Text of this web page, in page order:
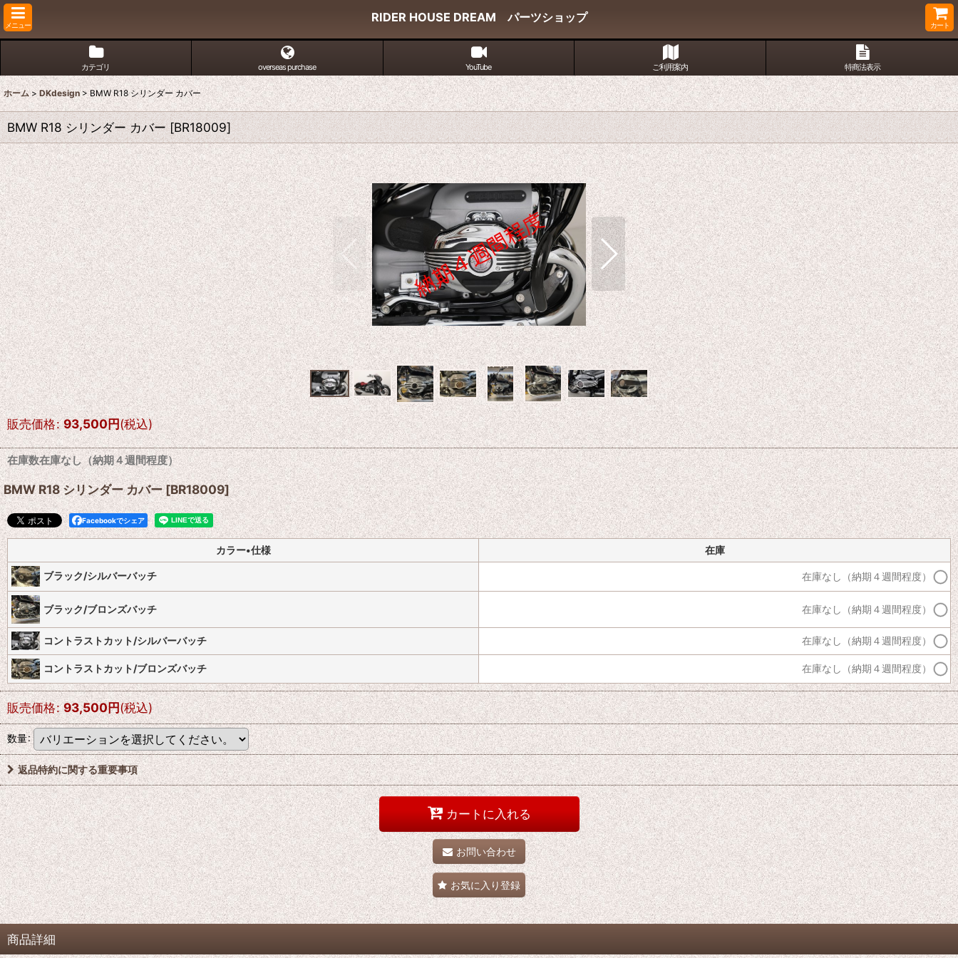
メニュー
RIDER HOUSE DREAM パーツショップ
カート
カテゴリ overseas purchase YouTube ご利用案内 特商法表示
ホーム > DKdesign > BMW R18 シリンダー カバー
BMW R18 シリンダー カバー [BR18009]
販売価格: 93,500円(税込)
在庫数在庫なし（納期４週間程度）
BMW R18 シリンダー カバー[BR18009]
Facebookでシェア
カラー•仕様 在庫
ブラック/シルバーバッチ 在庫なし（納期４週間程度）
ブラック/ブロンズバッチ 在庫なし（納期４週間程度）
コントラストカット/シルバーバッチ 在庫なし（納期４週間程度）
コントラストカット/ブロンズバッチ 在庫なし（納期４週間程度）
販売価格: 93,500円(税込)
数量:
返品特約に関する重要事項
カートに入れる
お問い合わせ
お気に入り登録
商品詳細